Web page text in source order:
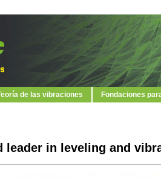
de las vibraciones Fondaciones
leader in leveling and